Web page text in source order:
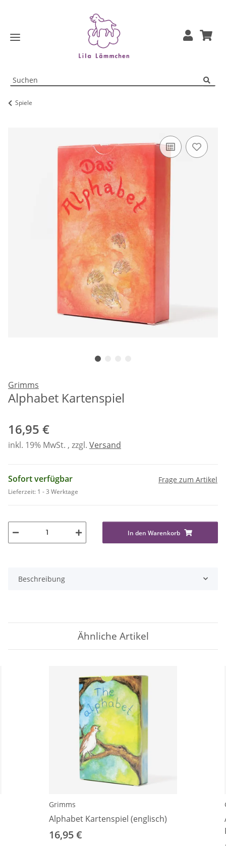
Spiele
Grimms
Alphabet Kartenspiel
16,95 €
inkl. 19% MwSt. , zzgl. Versand
Sofort verfügbar
Lieferzeit: 1 - 3 Werktage
Frage zum Artikel
In den Warenkorb
Beschreibung
Ähnliche Artikel
Grimms
Alphabet Kartenspiel (englisch)
16,95 €